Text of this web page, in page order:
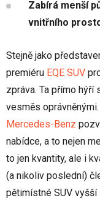
Zabírá menší
vnitřního
Stejně jako
premiéru EQE SUV
zpráva. Ta přímo hýří
vesměs
Mercedes-Benz
nabídce, a to nejen
to jen kvantity, ale i
(a nikoliv poslední)
pětimístné SUV vyšší